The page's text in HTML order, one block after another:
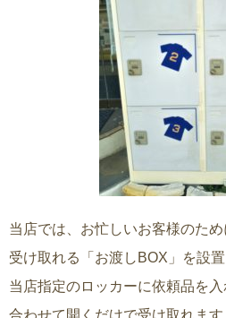
当店では、お忙しいお客様のた
受け取れる「お渡しBOX」を設置
当店指定のロッカーに依頼品を